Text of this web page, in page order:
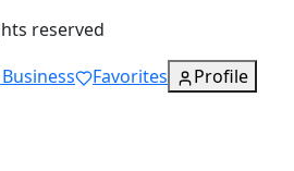
reserved
Favorites Profile